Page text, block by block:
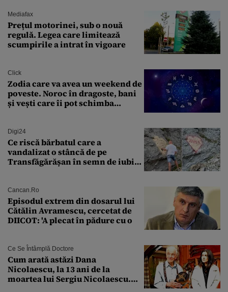
Mediafax
Prețul motorinei, sub o nouă
regulă. Legea care limitează
scumpirile a intrat în vigoare
Click
Zodia care va avea un weekend de
poveste. Noroc în dragoste, bani
și vești care îi pot schimba
Digi24
Ce riscă bărbatul care a
vandalizat o stâncă de pe
Transfăgărășan în semn de iubire
Cancan.ro
Episodul extrem din dosarul lui
Cătălin Avramescu, cercetat de
DIICOT: 'A plecat în pădure cu o
Ce Se Întâmplă Doctore
Cum arată astăzi Dana
Nicolaescu, la 13 ani de la
moartea lui Sergiu Nicolaescu.